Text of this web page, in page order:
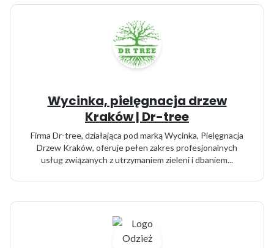
Wycinka, pielęgnacja drzew
Kraków | Dr-tree
Firma Dr-tree, działająca pod marką Wycinka, Pielęgnacja
Drzew Kraków, oferuje pełen zakres profesjonalnych
usług związanych z utrzymaniem zieleni i dbaniem...